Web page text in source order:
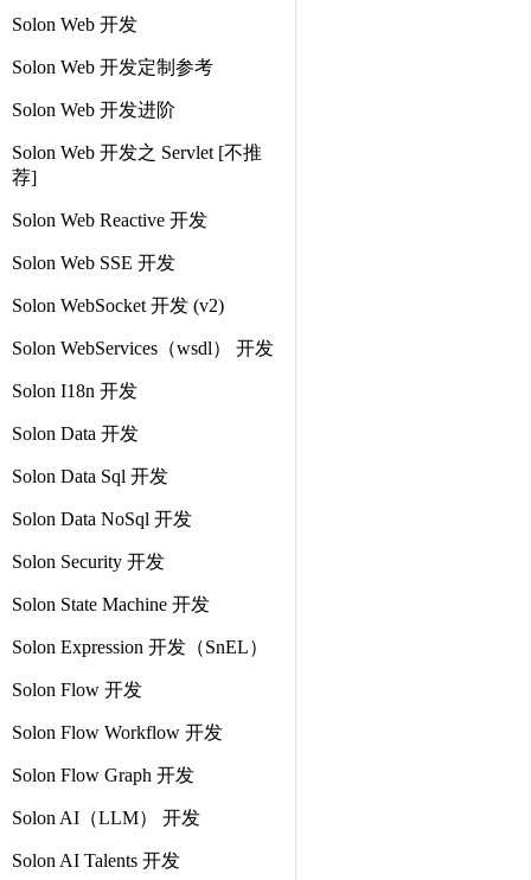
Solon Web 开发
Solon Web 开发定制参考
Solon Web 开发进阶
Solon Web 开发之 Servlet [不推
荐]
Solon Web Reactive 开发
Solon Web SSE 开发
Solon WebSocket 开发 (v2)
Solon WebServices（wsdl） 开发
Solon I18n 开发
Solon Data 开发
Solon Data Sql 开发
Solon Data NoSql 开发
Solon Security 开发
Solon State Machine 开发
Solon Expression 开发（SnEL）
Solon Flow 开发
Solon Flow Workflow 开发
Solon Flow Graph 开发
Solon AI（LLM） 开发
Solon AI Talents 开发